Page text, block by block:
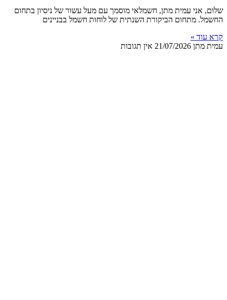
שלום, אני עמית מתן, חשמלאי מוסמך עם מעל עשור של ניסיון בתחום
החשמל. מתחום הביקורת השנתית של לוחות חשמל בבניינים
קרא עוד »
עמית מתן 21/07/2026 אין תגובות